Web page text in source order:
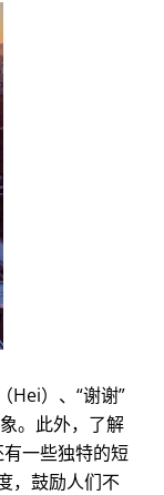
Hei）、“谢谢”
。此外，了解
一些独特的短
，鼓励人们不